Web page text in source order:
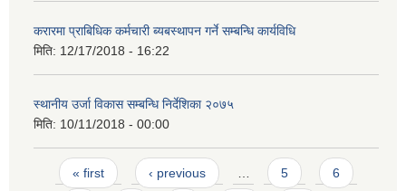
करारमा प्राबिधिक कर्मचारी ब्यबस्थापन गर्ने सम्बन्धि कार्यविधि
मिति: 12/17/2018 - 16:22
स्थानीय उर्जा विकास सम्बन्धि निर्देशिका २०७५
मिति: 10/11/2018 - 00:00
Pages
« first ‹ previous … 5 6